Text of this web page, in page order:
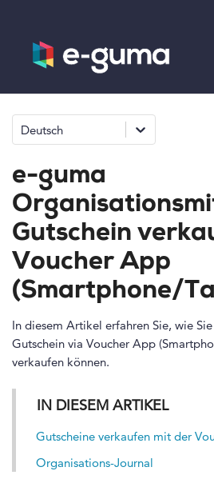
Allgemeines
e-surprise
Kontakt
Deutsch
e-guma
Gutschein
Voucher App
(Smartphone/
In diesem Artikel erfahren Sie, wie
Gutschein via Voucher App
verkaufen können.
IN DIESEM ARTIKEL
Gutscheine verkaufen mit der
Organisations-Journal